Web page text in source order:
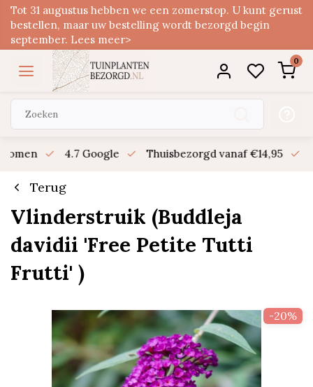
Tot 31 augustus hebben we een zomerstop. U kunt gerust
bestellen, maar uw bestelling wordt bezorgd begin
september. Lees meer>
0
4.7 Google Thuisbezorgd vanaf €14,95
Terug
Vlinderstruik (Buddleja
davidii 'Free Petite Tutti
Frutti' )
-20%